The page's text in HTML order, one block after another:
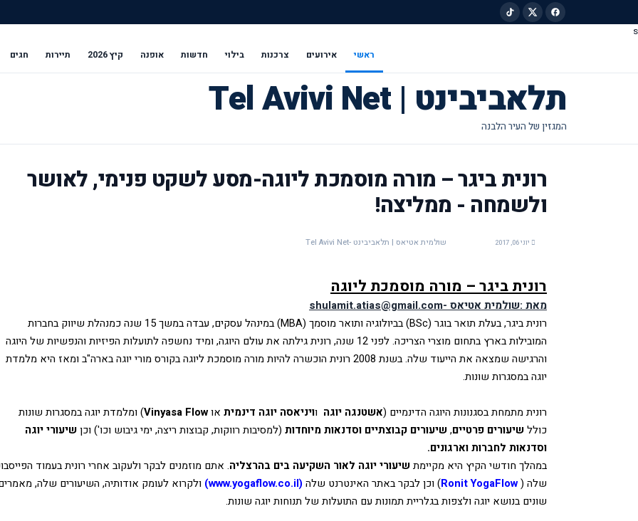
s
ראשי אירועים צרכנות בילוי חדשות אופנה קיץ 2026 תיירות חגים
תלאביבינט | Tel Avivi Net
רונית ביגר – מורה מוסמכת ליוגה-מסע לשקט פנימי, לאושר
ולשמחה - ממליצה!
יוני 06, 2017 שולמית אטיאס | תלאביבינט -Tel Avivi Net
רונית ביגר – מורה מוסמכת ליוגה
מאת :שולמית אטיאס -shulamit.atias@gmail.com
המובילות בארץ בתחום מוצרי הצריכה.
יוגה במסגרות שונות.
רונית מתמחת בסגנונות היוגה הדינמיים (אשטנגה יוגה וויניאסה יוגה דינמית או Vinyasa Flow
כולל שיעורים פרטיים, שיעורים קבוצתיים וסדנאות מיוחדות (למסיבות רווקות, קבוצות ריצה, ימי גיבוש וכו') וכן
וסדנאות לחברות וארגונים.
במהלך חודשי הקיץ היא מקיימת שיעורי יוגה לאור השקיעה בים בהרצליה.
שלה (Ronit YogaFlow) וכן לבקר באתר האינטרנט שלה (www.yogaflow.co.il)
שונים בנושא יוגה ולצפות בגלריית תמונות עם התועלות של תנוחות יוגה שונות.